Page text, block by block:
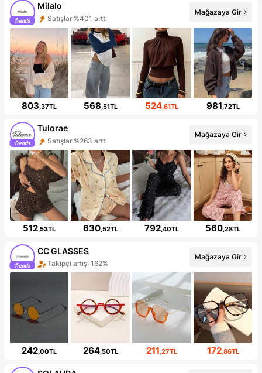
Milalo
Satışlar %401 arttı
Mağazaya Gir
803,37TL 568,51TL 524,61TL 981,72TL
Tulorae
Satışlar %263 arttı
Mağazaya Gir
512,53TL 630,52TL 792,40TL 560,28TL
CC GLASSES
Takipçi artışı 162%
Mağazaya Gir
242,00TL 264,50TL 211,27TL 172,86TL